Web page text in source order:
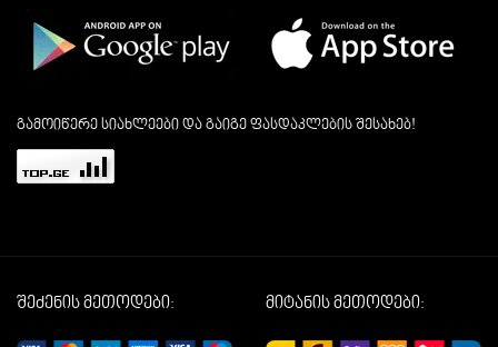
გამოიწერე სიახლეები და გაიგე ფასდაკლების შესახებ!
შეძენის მეთოდები: მიტანის მეთოდები: